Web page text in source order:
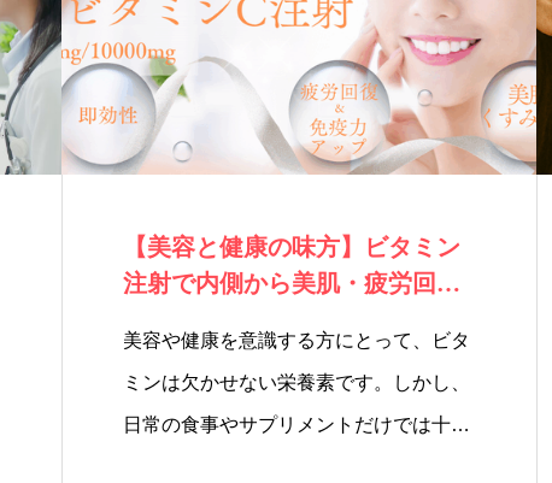
【美容と健康の味方】ビタミン
注射で内側から美肌・疲労回
美容や健康を意識する方にとって、ビタ
ミンは欠かせない栄養素です。しかし、
日常の食事やサプリメントだけでは十